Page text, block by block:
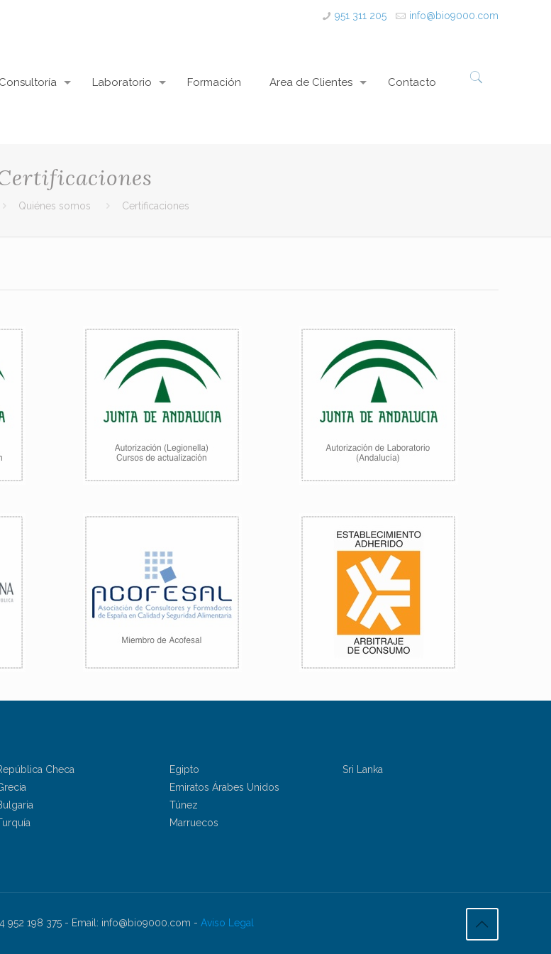
951 311 205 info@bio9000.com
Consultoría Laboratorio Formación Area de Clientes Contacto
Quiénes somos Certificaciones
Checa
Egipto
Emiratos Árabes Unidos
Túnez
Marruecos
Sri Lanka
952 198 375 - Email: info@bio9000.com -Aviso Legal